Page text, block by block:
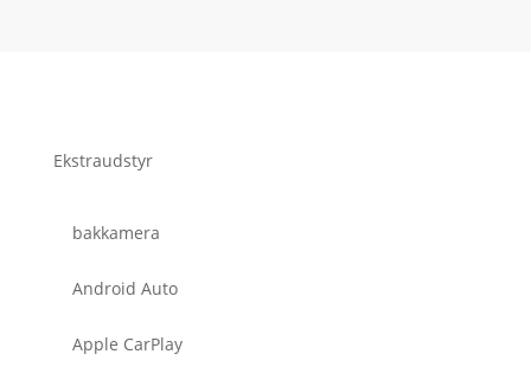
Ekstraudstyr
bakkamera
Android Auto
Apple CarPlay